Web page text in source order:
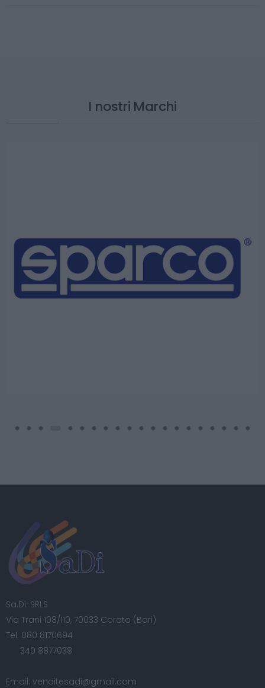
I nostri Marchi
Sa.Di. SRLS
Via Trani 108/110, 70033 Corato (Bari)
Tel: 080 8170694
340 8877038
Email: venditesadi@gmail.com